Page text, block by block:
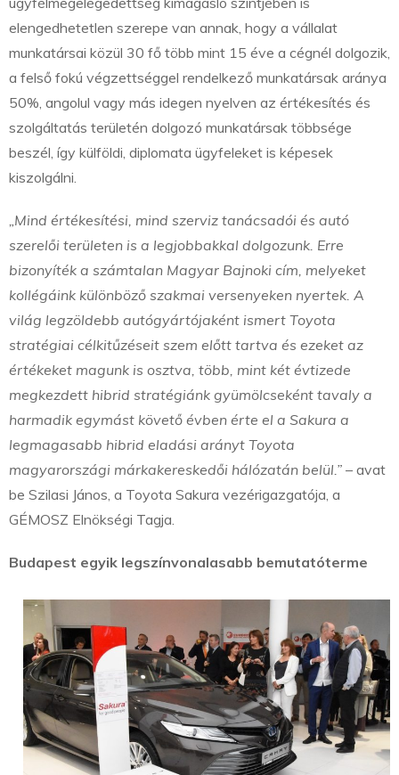
elengedhetetlen szerepe van annak, hogy a vállalat
munkatársai közül 30 fő több mint 15 éve a cégnél dolgozik,
a felső fokú végzettséggel rendelkező munkatársak aránya
50%, angolul vagy más idegen nyelven az értékesítés és
szolgáltatás területén dolgozó munkatársak többsége
beszél, így külföldi, diplomata ügyfeleket is képesek
kiszolgálni.
„Mind értékesítési, mind szerviz tanácsadói és autó
szerelői területen is a legjobbakkal dolgozunk. Erre
bizonyíték a számtalan Magyar Bajnoki cím, melyeket
kollégáink különböző szakmai versenyeken nyertek. A
világ legzöldebb autógyártójaként ismert Toyota
stratégiai célkitűzéseit szem előtt tartva és ezeket az
értékeket magunk is osztva, több, mint két évtizede
megkezdett hibrid stratégiánk gyümölcseként tavaly a
harmadik egymást követő évben érte el a Sakura a
legmagasabb hibrid eladási arányt Toyota
magyarországi márkakereskedői hálózatán belül.” – avat
be Szilasi János, a Toyota Sakura vezérigazgatója, a
GÉMOSZ Elnökségi Tagja.
Budapest egyik legszínvonalasabb bemutatóterme